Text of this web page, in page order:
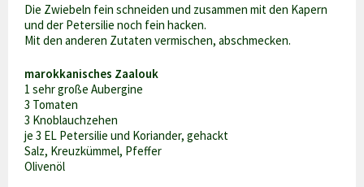
Die Zwiebeln fein schneiden und zusammen mit den Kapern
und der Petersilie noch fein hacken.
Mit den anderen Zutaten vermischen, abschmecken.
marokkanisches Zaalouk
1 sehr große Aubergine
3 Tomaten
3 Knoblauchzehen
je 3 EL Petersilie und Koriander, gehackt
Salz, Kreuzkümmel, Pfeffer
Olivenöl